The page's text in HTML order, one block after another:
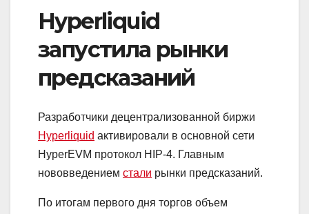
Hyperliquid
запустила рынки
предсказаний
Разработчики децентрализованной биржи
Hyperliquid активировали в основной сети
HyperEVM протокол HIP-4. Главным
нововведением стали рынки предсказаний.
По итогам первого дня торгов объем